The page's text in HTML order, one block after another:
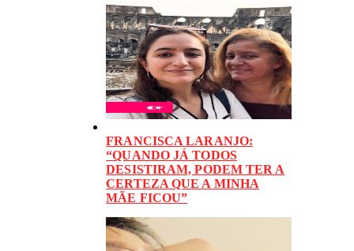
FRANCISCA LARANJO:
“QUANDO JÁ TODOS
DESISTIRAM, PODEM TER A
CERTEZA QUE A MINHA
MÃE FICOU”